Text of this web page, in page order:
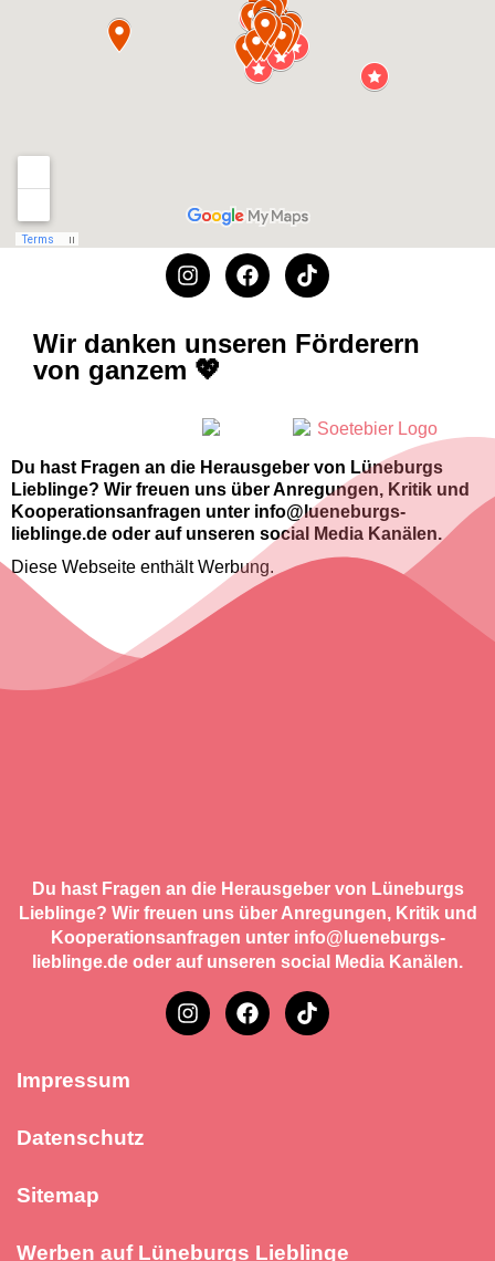
Wir danken unseren Förderern
von ganzem 💖
Du hast Fragen an die Herausgeber von Lüneburgs
Lieblinge? Wir freuen uns über Anregungen, Kritik und
Kooperationsanfragen unter info@lueneburgs-
lieblinge.de oder auf unseren social Media Kanälen.
Diese Webseite enthält Werbung.
Du hast Fragen an die Herausgeber von Lüneburgs
Lieblinge? Wir freuen uns über Anregungen, Kritik und
Kooperationsanfragen unter info@lueneburgs-
lieblinge.de oder auf unseren social Media Kanälen.
Impressum
Datenschutz
Sitemap
Werben auf Lüneburgs Lieblinge